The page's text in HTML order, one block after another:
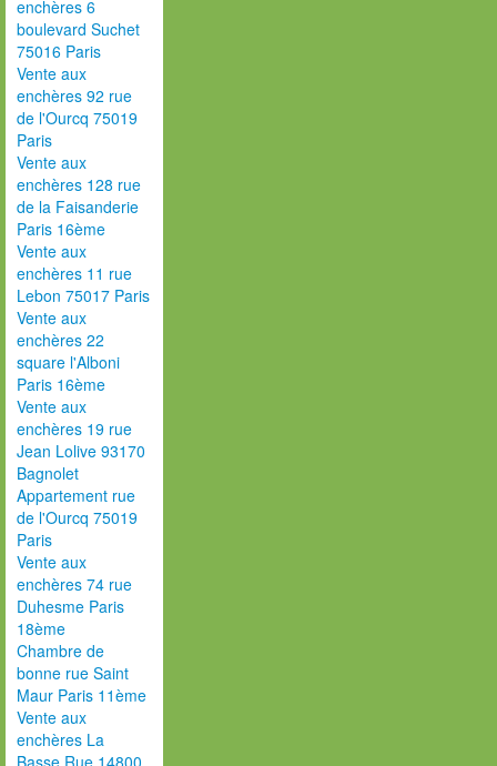
enchères 6
boulevard Suchet
75016 Paris
Vente aux
enchères 92 rue
de l'Ourcq 75019
Paris
Vente aux
enchères 128 rue
de la Faisanderie
Paris 16ème
Vente aux
enchères 11 rue
Lebon 75017 Paris
Vente aux
enchères 22
square l'Alboni
Paris 16ème
Vente aux
enchères 19 rue
Jean Lolive 93170
Bagnolet
Appartement rue
de l'Ourcq 75019
Paris
Vente aux
enchères 74 rue
Duhesme Paris
18ème
Chambre de
bonne rue Saint
Maur Paris 11ème
Vente aux
enchères La
Basse Rue 14800